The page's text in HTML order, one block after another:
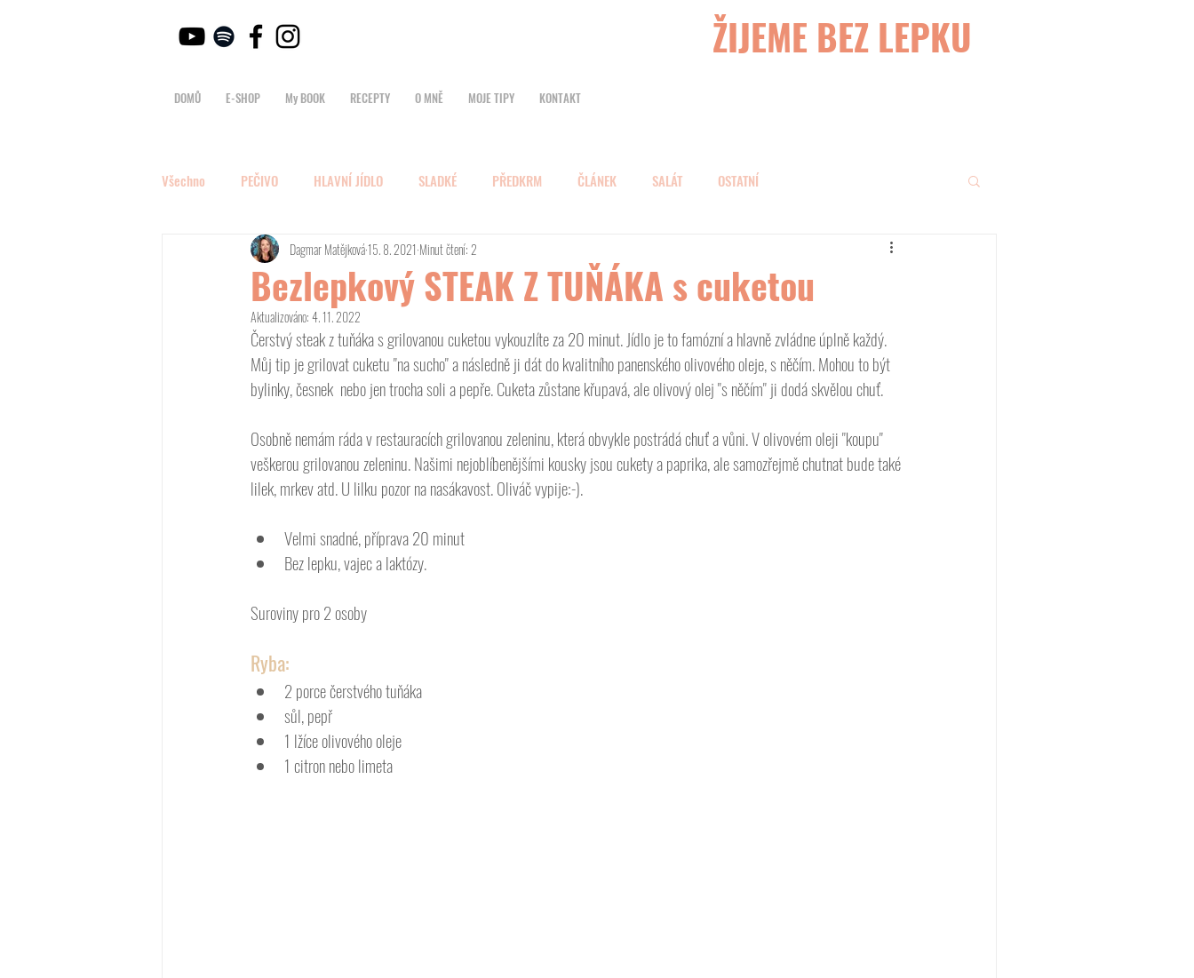
ŽIJEME BEZ LEPKU
DOMŮ E-SHOP My BOOK RECEPTY O MNĚ MOJE TIPY KONTAKT
Všechno PEČIVO HLAVNÍ JÍDLO SLADKÉ PŘEDKRM ČLÁNEK SALÁT OSTATNÍ
Bezlepkový STEAK Z TUŇÁKA s cuketou
Dagmar Matějková15. 8. 2021 Minut čtení: 2
Aktualizováno:4. 11. 2022
Čerstvý steak z tuňáka s grilovanou cuketou vykouzlíte za 20 minut. Jídlo je to famózní a hlavně zvládne úplně každý.
Můj tip je grilovat cuketu "na sucho" a následně ji dát do kvalitního panenského olivového oleje, s něčím. Mohou to být
bylinky, česnek  nebo jen trocha soli a pepře. Cuketa zůstane křupavá, ale olivový olej "s něčím" ji dodá skvělou chuť.
Osobně nemám ráda v restauracích grilovanou zeleninu, která obvykle postrádá chuť a vůni. V olivovém oleji "koupu"
veškerou grilovanou zeleninu. Našimi nejoblíbenějšími kousky jsou cukety a paprika, ale samozřejmě chutnat bude také
lilek, mrkev atd. U lilku pozor na nasákavost. Oliváč vypije:-).
Velmi snadné, příprava 20 minut
Bez lepku, vajec a laktózy.
Suroviny pro 2 osoby
Ryba:
2 porce čerstvého tuňáka
sůl, pepř
1 lžíce olivového oleje
1 citron nebo limeta